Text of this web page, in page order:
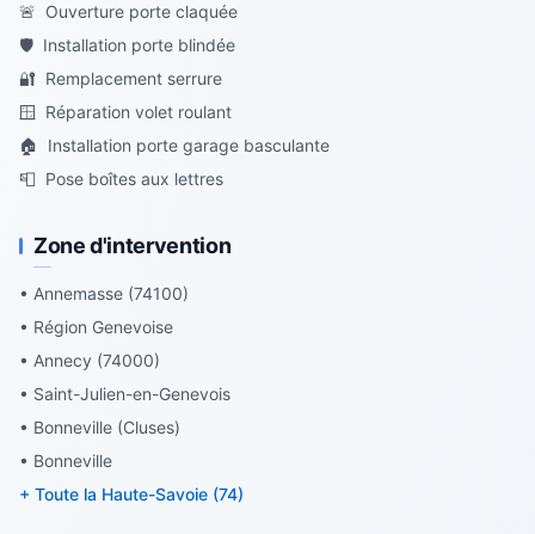
🚨 Ouverture porte claquée
🛡️ Installation porte blindée
🔐 Remplacement serrure
🪟 Réparation volet roulant
🏠
Installation porte garage basculante
📮 Pose boîtes aux lettres
Zone d'intervention
• Annemasse (74100)
• Région Genevoise
• Annecy (74000)
• Saint-Julien-en-Genevois
• Bonneville (Cluses)
• Bonneville
+ Toute la Haute-Savoie (74)